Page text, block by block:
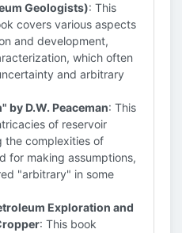
Geologists): This
covers various aspects
and development,
which often
and arbitrary
by D.W. Peaceman: This
of reservoir
the complexities of
for making assumptions,
"arbitrary" in some
Exploration and
: This book